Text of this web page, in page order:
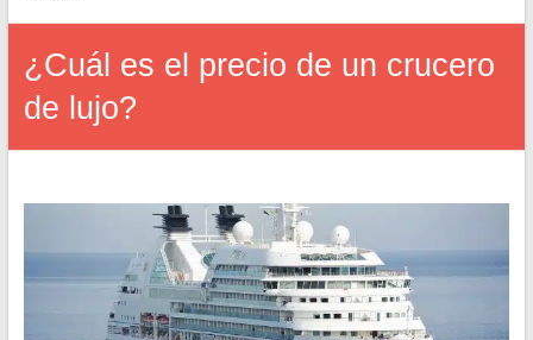
¿Cuál es el precio de un crucero
de lujo?